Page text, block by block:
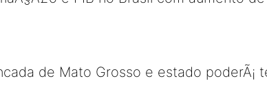
de Mato Grosso e estado poderÃ¡